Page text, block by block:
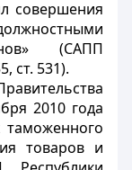
совершения
(САПП
ст. 531).
2010 года
товаров и